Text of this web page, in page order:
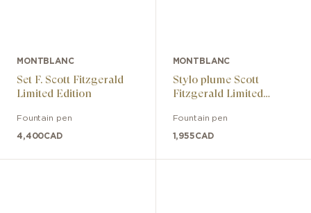
MONTBLANC
Set F. Scott Fitzgerald
Limited Edition
Fountain pen
4,400CAD
MONTBLANC
Stylo plume Scott
Fitzgerald Limited
Fountain pen
1,955CAD